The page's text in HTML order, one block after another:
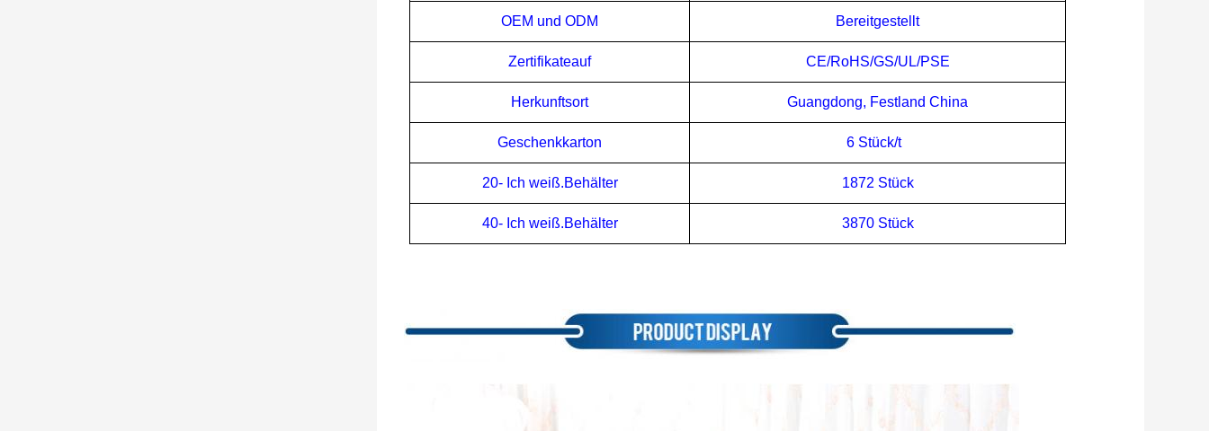
OEM und ODM Bereitgestellt
Zertifikateauf CE/RoHS/GS/UL/PSE
Herkunftsort Guangdong, Festland China
Geschenkkarton 6 Stück/t
20- Ich weiß.Behälter 1872 Stück
40- Ich weiß.Behälter 3870 Stück